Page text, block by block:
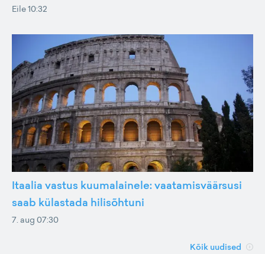
Eile 10:32
Itaalia vastus kuumalainele: vaatamisväärsusi
saab külastada hilisõhtuni
7. aug 07:30
Kõik uudised